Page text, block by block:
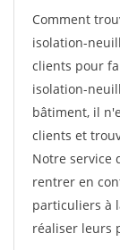
Comment
isolation-
clients pour
isolation-
bâtiment, il
clients et
Notre service
rentrer en
particuliers à
réaliser leurs